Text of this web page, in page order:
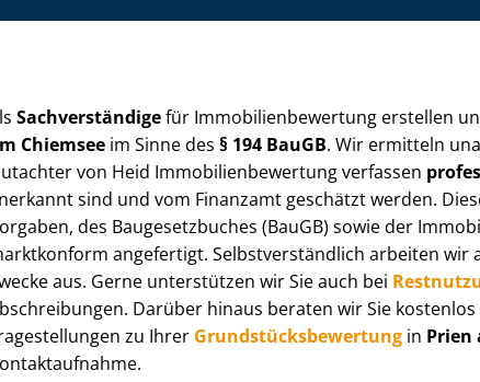
Sachverständigefür Im­mo­bi­li­en­be­wer­tung erstellen
Chiemsee im Sinne des§ 194 BauGB. Wir ermitteln
von Heid Im­mo­bi­li­en­be­wer­tung verfassen
sind und vom Finanzamt geschätzt werden.
des Baugesetzbuches (BauGB) sowie der
angefertigt. Selbst­ver­ständ­lich arbeiten wir
aus. Gerne unterstützen wir Sie auch bei
Darüber hinaus beraten wir Sie
zu Ihrer Grund­stücks­be­wer­tung in Prien